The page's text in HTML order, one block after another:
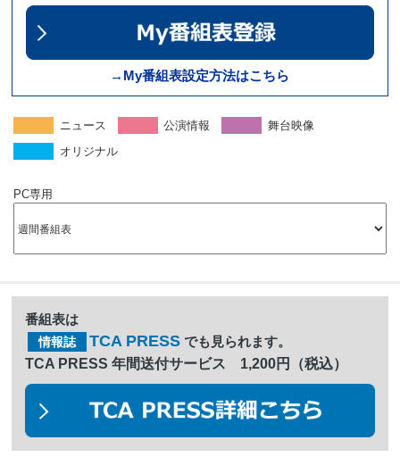
→My番組表設定方法はこちら
ニュース 公演情報
舞台映像
オリジナル
PC専用
番組表は
情報誌 TCA PRESS でも見られます。
TCA PRESS 年間送付サービス 1,200円（税込）